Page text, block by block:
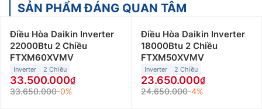
SẢN PHẨM ĐÁNG QUAN TÂM
Điều Hòa Daikin Inverter
22000Btu 2 Chiều
FTXM60XVMV
Inverter 2 Chiều
33.500.000
33.650.000-0%
Điều Hòa Daikin Inverter
18000Btu 2 Chiều
FTXM50XVMV
Inverter 2 Chiều
23.650.000
24.650.000-4%